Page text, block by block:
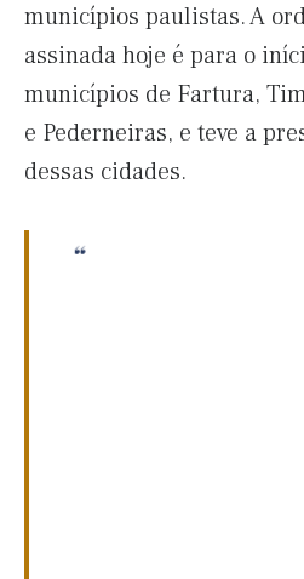
municípios paulistas. A
assinada hoje é para o
municípios de Fartura,
e Pederneiras, e teve a
dessas cidades.